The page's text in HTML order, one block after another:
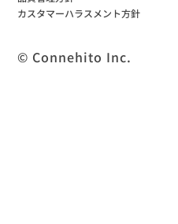
カスタマーハラスメント方針
© Connehito Inc.